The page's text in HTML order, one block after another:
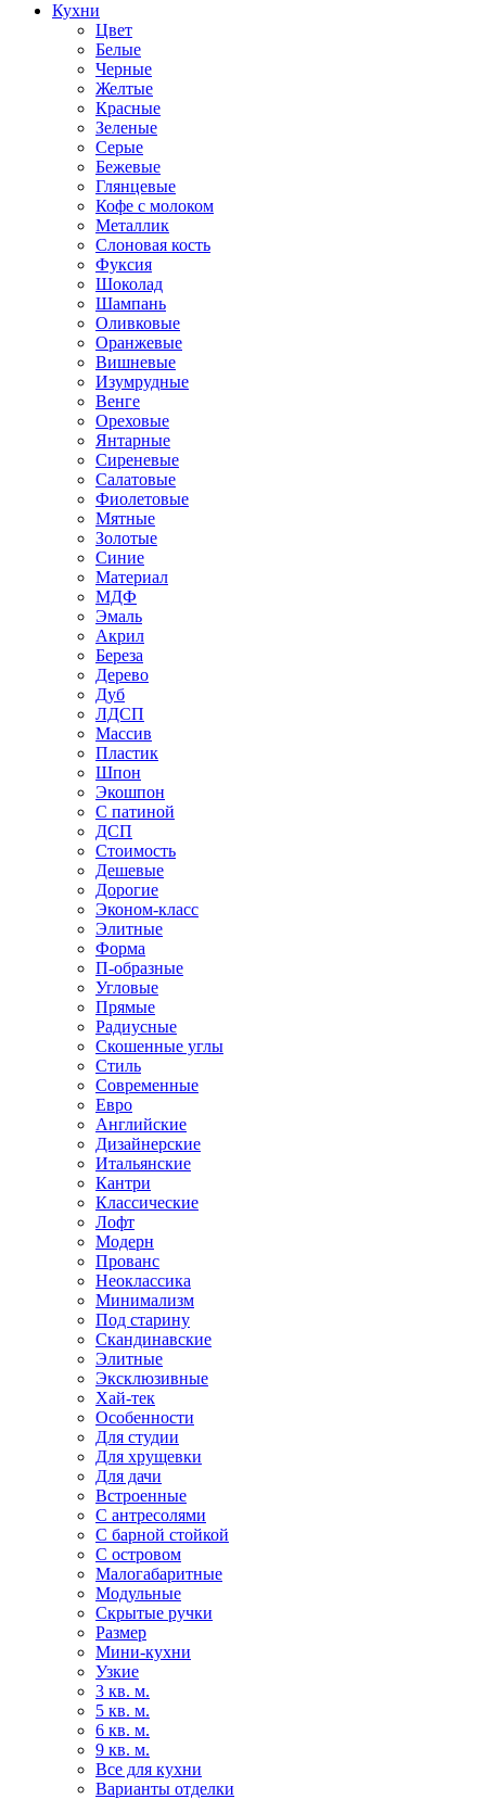
Кухни
Цвет
Белые
Черные
Желтые
Красные
Зеленые
Серые
Бежевые
Глянцевые
Кофе с молоком
Металлик
Слоновая кость
Фуксия
Шоколад
Шампань
Оливковые
Оранжевые
Вишневые
Изумрудные
Венге
Ореховые
Янтарные
Сиреневые
Салатовые
Фиолетовые
Мятные
Золотые
Синие
Материал
МДФ
Эмаль
Акрил
Береза
Дерево
Дуб
ЛДСП
Массив
Пластик
Шпон
Экошпон
С патиной
ДСП
Стоимость
Дешевые
Дорогие
Эконом-класс
Элитные
Форма
П-образные
Угловые
Прямые
Радиусные
Скошенные углы
Стиль
Современные
Евро
Английские
Дизайнерские
Итальянские
Кантри
Классические
Лофт
Модерн
Прованс
Неоклассика
Минимализм
Под старину
Скандинавские
Элитные
Эксклюзивные
Хай-тек
Особенности
Для студии
Для хрущевки
Для дачи
Встроенные
С антресолями
С барной стойкой
С островом
Малогабаритные
Модульные
Скрытые ручки
Размер
Мини-кухни
Узкие
3 кв. м.
5 кв. м.
6 кв. м.
9 кв. м.
Все для кухни
Варианты отделки